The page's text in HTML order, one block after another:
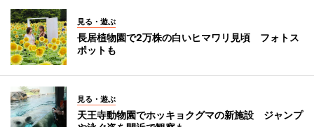
見る・遊ぶ
長居植物園で2万株の白いヒマワリ見頃 フォトス
ポットも
見る・遊ぶ
天王寺動物園でホッキョクグマの新施設 ジャンプ